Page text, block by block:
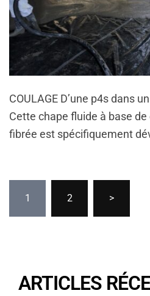
COULAGE D’une p4s dans
Cette chape fluide à base
fibrée est spécifiquement
1 2 >
ARTICLES